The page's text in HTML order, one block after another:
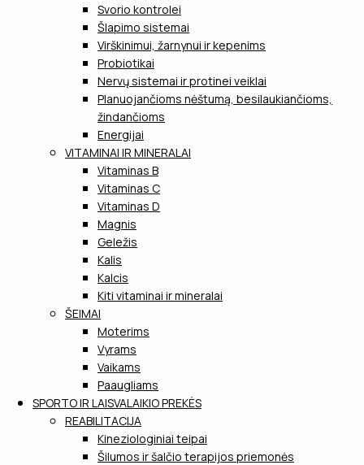
Svorio kontrolei
Šlapimo sistemai
Virškinimui, žarnynui ir kepenims
Probiotikai
Nervų sistemai ir protinei veiklai
Planuojančioms nėštumą, besilaukiančioms,
žindančioms
Energijai
VITAMINAI IR MINERALAI
Vitaminas B
Vitaminas C
Vitaminas D
Magnis
Geležis
Kalis
Kalcis
Kiti vitaminai ir mineralai
ŠEIMAI
Moterims
Vyrams
Vaikams
Paaugliams
SPORTO IR LAISVALAIKIO PREKĖS
REABILITACIJA
Kineziologiniai teipai
Šilumos ir šalčio terapijos priemonės